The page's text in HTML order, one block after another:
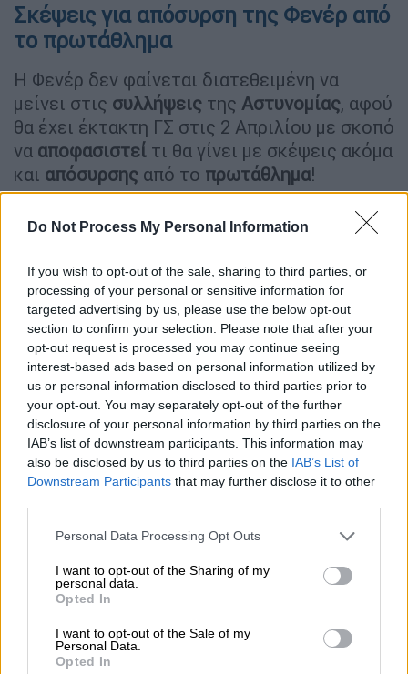
Do Not Process My Personal Information
If you wish to opt-out of the sale, sharing to third parties, or
processing of your personal or sensitive information for
targeted advertising by us, please use the below opt-out
section to confirm your selection. Please note that after your
opt-out request is processed you may continue seeing
interest-based ads based on personal information utilized by
us or personal information disclosed to third parties prior to
your opt-out. You may separately opt-out of the further
disclosure of your personal information by third parties on the
IAB’s list of downstream participants. This information may
also be disclosed by us to third parties on the IAB’s List of
Downstream Participants that may further disclose it to other
Please note that this website/app uses one or more Google
not limited to your visit or usage behaviour. You may click to
grant or deny consent to Google and its third-party tags to
use your data for below specified purposes in below Google
consent section.
Personal Data Processing Opt Outs
I want to opt-out of the Sharing of my
personal data.
Opted In
I want to opt-out of the Sale of my
Personal Data.
Opted In
Σκέψεις για απόσυρση της Φενέρ από
το πρωτάθλημα
Η Φενέρ δεν φαίνεται διατεθειμένη να
μείνει στις συλλήψεις της Αστυνομίας, αφού
θα έχει έκτακτη ΓΣ στις 2 Απριλίου με σκοπό
να αποφασιστεί τι θα γίνει με σκέψεις ακόμα
και απόσυρσης από το πρωτάθλημα!
ιδιοκτήτης τουσυλλόγου , Αλί Κοτς, τόνισε
αποφασίσει να φύγει από τοπρωτάθλημα
υποβιβαστεί, θα κρατήσει την ομάδα με
σκοπό να επιστρέψει στη Super League.
https://twitter.com/ArsivUnutmzGS/status/17
69452869613146452
Φυλάκιση έως τρία χρόνια και ισόβιος
αποκλεισμός από τα γήπεδα οι
πιθανές ποινές για τους οπαδούς
χρόνια στουςχούλιγκανπου εισήλθαν στον
αγωνιστικό χώρο προκαλώντας επεισόδια
αναμένεται να είναι ο...λογαριασμός από τα
«Το PFDK (σ.σ: πειθαρχικη επιτροπή της